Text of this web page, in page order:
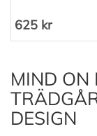
625 kr
MIND ON
DESIGN